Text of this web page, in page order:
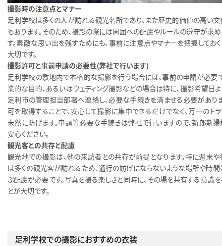
撮影時の注意点とマナー
足利学校は多くの人が訪れる観光名所であり、また歴史的価値の高い
もあります。そのため、撮影の際には周囲への配慮やルールの遵守が求
す。素敵な思い出を残すためにも、事前に注意点やマナーを把握してお
大切です。
撮影許可と事前申請の必要性（弊社で行います）
足利学校の敷地内で本格的な撮影を行う場合には、事前の申請が必要
業的な目的、あるいはウェディング撮影などの場合は特に、撮影希望日
足利市の管理担当部署へ連絡し、必要な手続きを済ませる必要があり
可を取得することで、安心して撮影に集中できるだけでなく、万一のト
未然に防げます。申請等必要な手続きは弊社で行いますので、新郎新
安心ください。
観光客との共存と配慮
観光地での撮影は、他の来訪者との共存が前提となります。特に週末
は多くの観光客が訪れるため、通行の妨げにならないような場所や時
ぶ配慮が必要です。写真を撮る楽しさと同時に、その場を共有する意識
とが大切です。
足利学校での撮影におすすめの衣装